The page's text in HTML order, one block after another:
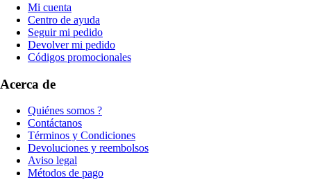
Mi cuenta
Centro de ayuda
Seguir mi pedido
Devolver mi pedido
Códigos promocionales
Acerca de
Quiénes somos ?
Contáctanos
Términos y Condiciones
Devoluciones y reembolsos
Aviso legal
Métodos de pago